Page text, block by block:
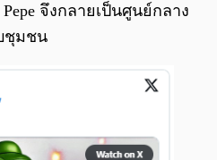
จึงกลายเป็นศูนย์กลาง
ชุมชน